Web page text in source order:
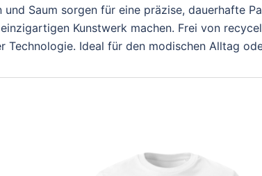
Saum sorgen für eine präzise, dauerhafte
Kunstwerk machen. Frei von
Ideal für den modischen Alltag